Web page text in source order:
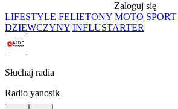
Zaloguj się
LIFESTYLE FELIETONY MOTO SPORT
DZIEWCZYNY INFLUSTARTER
Słuchaj radia
Radio yanosik